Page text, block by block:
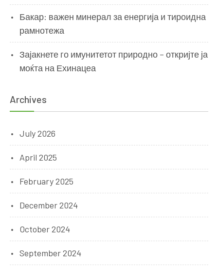
Бакар: важен минерал за енергија и тироидна
рамнотежа
Зајакнете го имунитетот природно – откријте ја
моќта на Ехинацеа
Archives
July 2026
April 2025
February 2025
December 2024
October 2024
September 2024